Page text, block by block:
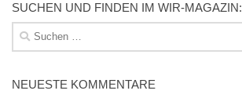
SUCHEN UND FINDEN IM WIR-MAGAZIN:
Suchen
nach:
NEUESTE KOMMENTARE